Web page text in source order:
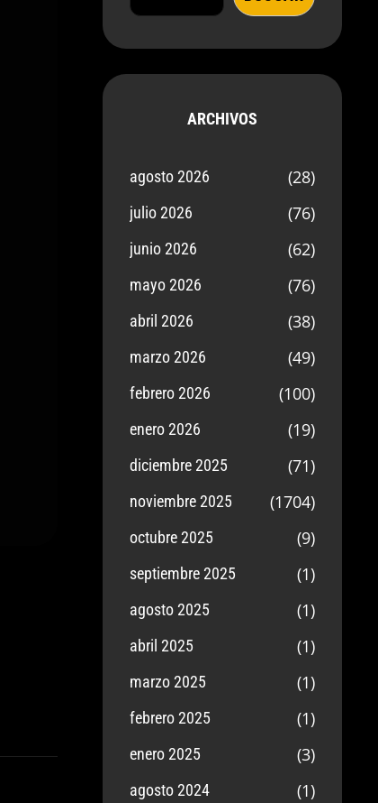
ARCHIVOS
agosto 2026 (28)
julio 2026 (76)
junio 2026 (62)
mayo 2026 (76)
abril 2026 (38)
marzo 2026 (49)
febrero 2026 (100)
enero 2026 (19)
diciembre 2025 (71)
noviembre 2025 (1704)
octubre 2025 (9)
septiembre 2025 (1)
agosto 2025 (1)
abril 2025 (1)
marzo 2025 (1)
febrero 2025 (1)
enero 2025 (3)
agosto 2024 (1)